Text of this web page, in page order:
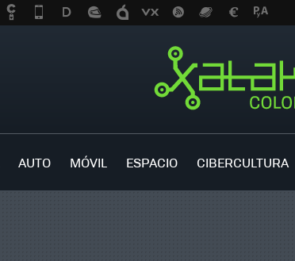
AUTO MÓVIL ESPACIO CIBERCULTURA